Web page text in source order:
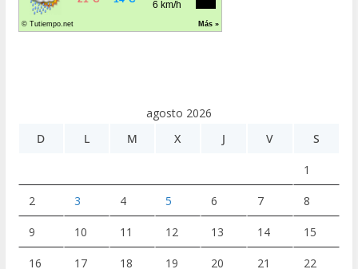
agosto 2026
D
L M X J V S
1
2 3 4 5 6 7 8
9 10 11 12 13 14 15
16 17 18 19 20 21 22